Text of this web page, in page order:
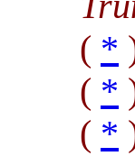
( *
( *
( *